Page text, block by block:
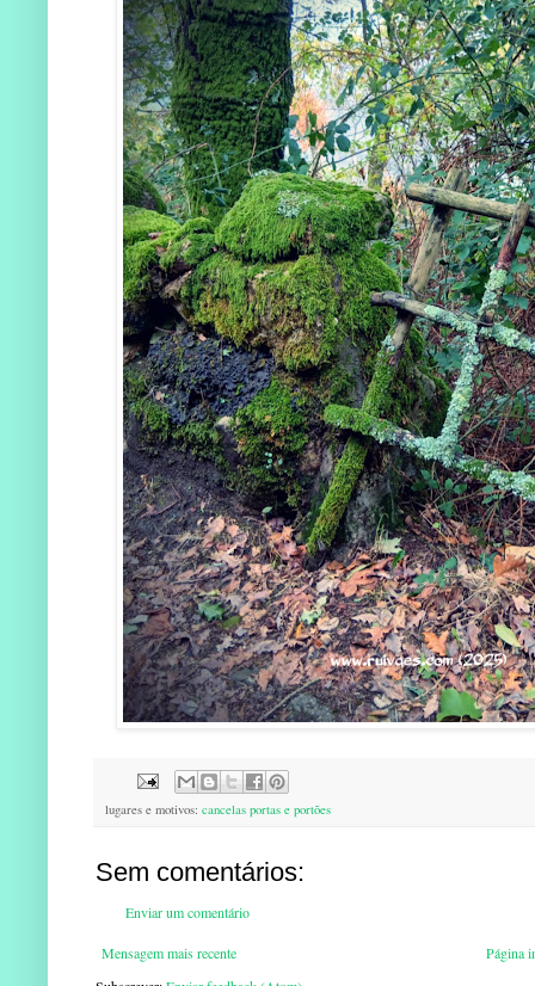
lugares e motivos: cancelas portas e portões
Sem comentários:
Enviar um comentário
Mensagem mais recente
Página